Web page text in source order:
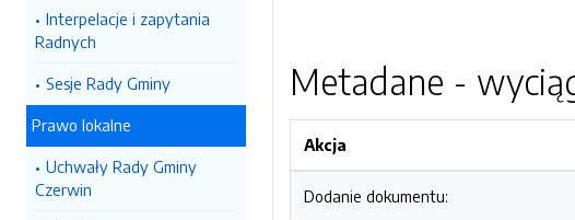
Interpelacje i zapytania
Radnych
Sesje Rady Gminy
Prawo lokalne
Uchwały Rady Gminy
Czerwin
Metadane -
Akcja
Dodanie dokumentu: